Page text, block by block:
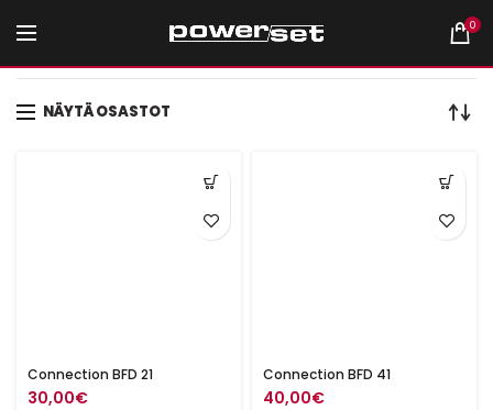
0
NÄYTÄ OSASTOT
Connection BFD 21
30,00€
Connection BFD 41
40,00€